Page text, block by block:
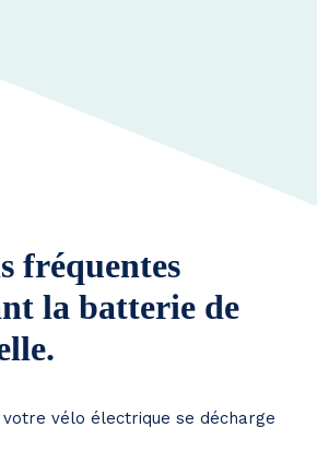
fréquentes
la batterie de
vélo électrique se décharge